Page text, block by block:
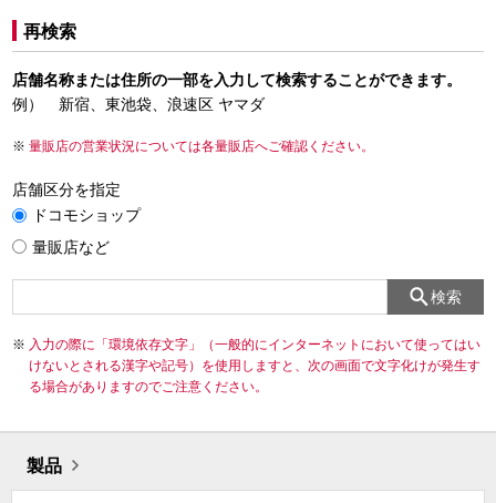
再検索
店舗名称または住所の一部を入力して検索することができます。
例） 新宿、東池袋、浪速区 ヤマダ
量販店の営業状況については各量販店へご確認ください。
店舗区分を指定
ドコモショップ
量販店など
検索
入力の際に「環境依存文字」（一般的にインターネットにおいて使ってはい
けないとされる漢字や記号）を使用しますと、次の画面で文字化けが発生す
る場合がありますのでご注意ください。
製品